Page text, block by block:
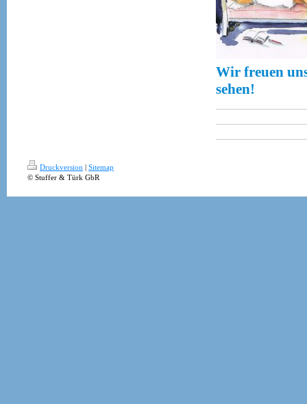
Wir freuen
sehen!
Druckversion | Sitemap
© Stuffer & Türk GbR